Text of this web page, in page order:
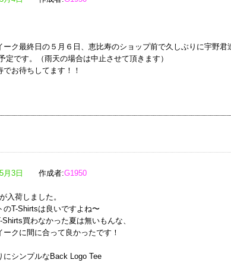
ーク最終日の５月６日、恵比寿のショップ前で久しぶりに宇野君
定です。（雨天の場合は中止させて頂きます）
でお待ちしてます！！
月3日 作成者:G1950
入荷しました。
のT-Shirtsは良いですよね〜
買わなかった夏は無いもんな、
ークに間に合って良かったです！
にシンプルなBack Logo Tee